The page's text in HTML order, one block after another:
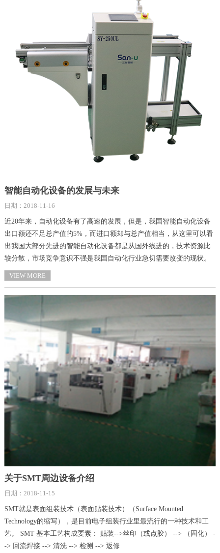
智能自动化设备的发展与未来
日期：2018-11-16
近20年来，自动化设备有了高速的发展，但是，我国智能自动化设备
出口额还不足总产值的5%，而进口额却与总产值相当，从这里可以看
出我国大部分先进的智能自动化设备都是从国外线进的，技术资源比
较分散，市场竞争意识不强是我国自动化行业急切需要改变的现状。
VIEW MORE
关于SMT周边设备介绍
日期：2018-11-15
SMT就是表面组装技术（表面贴装技术）（Surface Mounted
Technology的缩写），是目前电子组装行业里最流行的一种技术和工
艺。 SMT 基本工艺构成要素： 贴装-->丝印（或点胶） --> （固化） -
-> 回流焊接 --> 清洗 --> 检测 --> 返修